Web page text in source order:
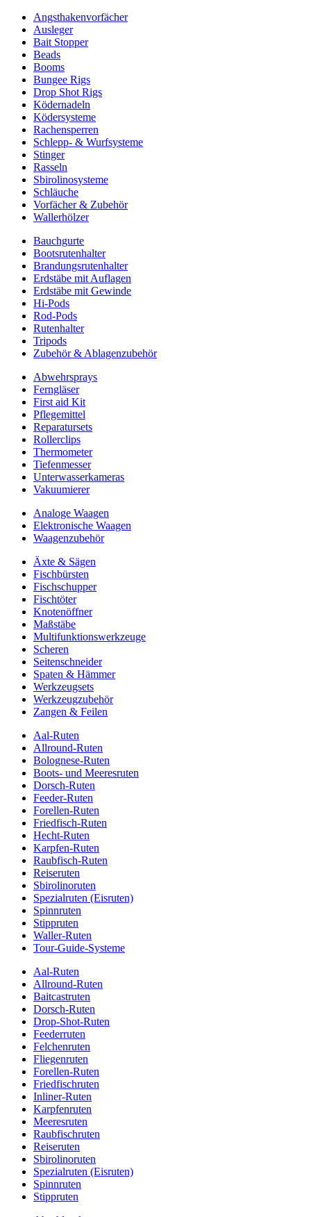
Angsthakenvorfächer
Ausleger
Bait Stopper
Beads
Booms
Bungee Rigs
Drop Shot Rigs
Ködernadeln
Ködersysteme
Rachensperren
Schlepp- & Wurfsysteme
Stinger
Rasseln
Sbirolinosysteme
Schläuche
Vorfächer & Zubehör
Wallerhölzer
Bauchgurte
Bootsrutenhalter
Brandungsrutenhalter
Erdstäbe mit Auflagen
Erdstäbe mit Gewinde
Hi-Pods
Rod-Pods
Rutenhalter
Tripods
Zubehör & Ablagenzubehör
Abwehrsprays
Ferngläser
First aid Kit
Pflegemittel
Reparatursets
Rollerclips
Thermometer
Tiefenmesser
Unterwasserkameras
Vakuumierer
Analoge Waagen
Elektronische Waagen
Waagenzubehör
Äxte & Sägen
Fischbürsten
Fischschupper
Fischtöter
Knotenöffner
Maßstäbe
Multifunktionswerkzeuge
Scheren
Seitenschneider
Spaten & Hämmer
Werkzeugsets
Werkzeugzubehör
Zangen & Feilen
Aal-Ruten
Allround-Ruten
Bolognese-Ruten
Boots- und Meeresruten
Dorsch-Ruten
Feeder-Ruten
Forellen-Ruten
Friedfisch-Ruten
Hecht-Ruten
Karpfen-Ruten
Raubfisch-Ruten
Reiseruten
Sbirolinoruten
Spezialruten (Eisruten)
Spinnruten
Stippruten
Waller-Ruten
Tour-Guide-Systeme
Aal-Ruten
Allround-Ruten
Baitcastruten
Dorsch-Ruten
Drop-Shot-Ruten
Feederruten
Felchenruten
Fliegenruten
Forellen-Ruten
Friedfischruten
Inliner-Ruten
Karpfenruten
Meeresruten
Raubfischruten
Reiseruten
Sbirolinoruten
Spezialruten (Eisruten)
Spinnruten
Stippruten